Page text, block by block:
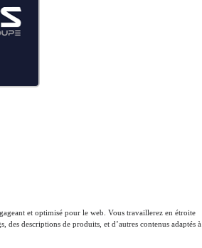
et optimisé pour le web. Vous travaillerez en étroite
descriptions de produits, et d’autres contenus adaptés à